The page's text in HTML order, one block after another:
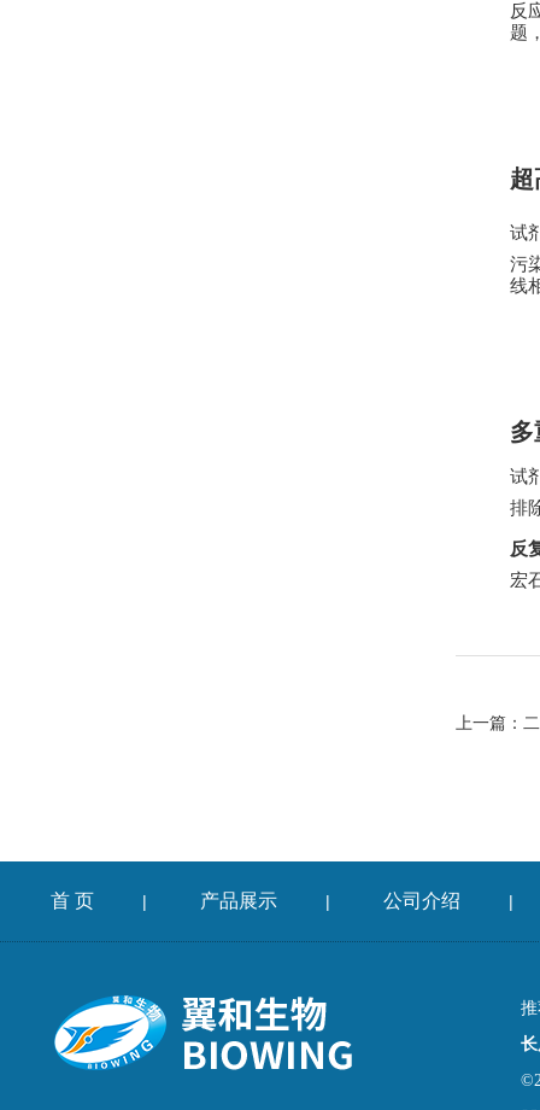
反
题
超
试
污
线
多
试
排
反
宏
上一篇：
首 页 | 产品展示 | 公司介绍 |